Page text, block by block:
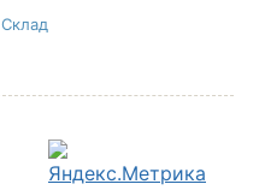
Склад